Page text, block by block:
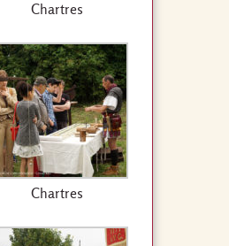
Chartres
Chartres